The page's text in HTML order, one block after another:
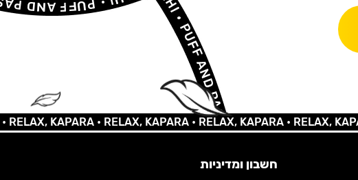
KAPARA •RELAX, KAPARA •RELAX, KAPARA •RELAX, KAPARA •
חשבון ומדיניות